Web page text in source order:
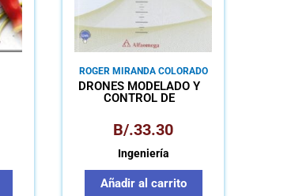
ROGER MIRANDA COLORADO
DRONES MODELADO Y
CONTROL DE
B/.33.30
Ingeniería
Añadir al carrito